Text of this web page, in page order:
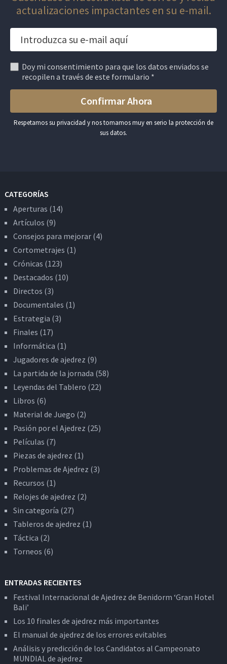
actualizaciones impactantes en su e-mail.
Doy mi consentimiento para que los datos enviados se
recopilen a través de este formulario *
Respetamos su privacidad y nos tomamos muy en serio la protección de
sus datos.
CATEGORÍAS
Aperturas (14)
Artículos (9)
Consejos para mejorar(4)
Cortometrajes (1)
Crónicas (123)
Destacados (10)
Directos (3)
Documentales (1)
Estrategia (3)
Finales (17)
Informática (1)
Jugadores de ajedrez (9)
La partida de la jornada (58)
Leyendas del Tablero (22)
Libros (6)
Material de Juego (2)
Pasión por el Ajedrez (25)
Películas (7)
Piezas de ajedrez (1)
Problemas de Ajedrez (3)
Recursos (1)
Relojes de ajedrez (2)
Sin categoría (27)
Tableros de ajedrez (1)
Táctica (2)
Torneos (6)
ENTRADAS RECIENTES
Festival Internacional de Ajedrez de Benidorm ‘Gran Hotel
Bali’
Los 10 finales de ajedrez más importantes
El manual de ajedrez de los errores evitables
Análisis y predicción de los Candidatos al Campeonato
MUNDIAL de ajedrez